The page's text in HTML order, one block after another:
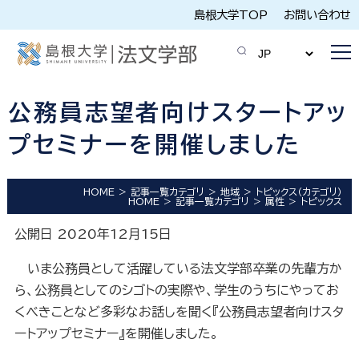
島根大学TOP お問い合わせ
公務員志望者向けスタートアッ
プセミナーを開催しました
HOME 記事一覧カテゴリ 地域
トピックス（カテゴリ）
HOME
記事一覧カテゴリ 属性 トピックス
公開日 2020年12月15日
いま公務員として活躍している法文学部卒業の先輩方か
ら、公務員としてのシゴトの実際や、学生のうちにやってお
くべきことなど多彩なお話しを聞く『公務員志望者向けスタ
ートアップセミナー』を開催しました。